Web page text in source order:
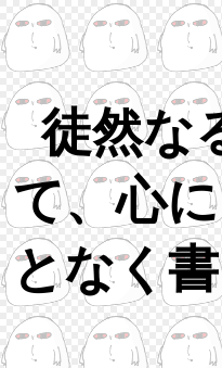
徒然な
て、心
となく